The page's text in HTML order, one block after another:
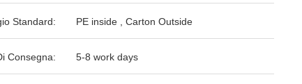
Standard: PE inside , Carton Outside
Consegna: 5-8 work days